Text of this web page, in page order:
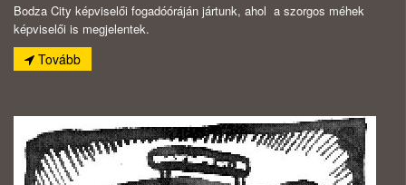
Bodza City képviselői fogadóóráján jártunk, ahol a szorgos méhek
képviselői is megjelentek.
Tovább